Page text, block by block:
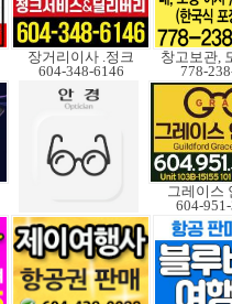
장거리이사 .정크
604-348-6146
창고보관,
778-
그레이스
604-